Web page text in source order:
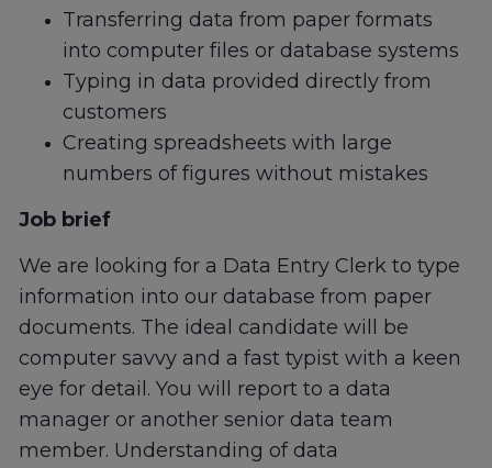
Transferring data from paper formats
into computer files or database systems
Typing in data provided directly from
customers
Creating spreadsheets with large
numbers of figures without mistakes
Job brief
We are looking for a Data Entry Clerk to type
information into our database from paper
documents. The ideal candidate will be
computer savvy and a fast typist with a keen
eye for detail. You will report to a data
manager or another senior data team
member. Understanding of data